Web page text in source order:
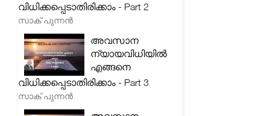
വിധിക്കപ്പെടാതിരിക്കാം - Part 2
സാക് പുന്നൻ
അവസാന
ന്യായവിധിയിൽ
എങ്ങനെ
വിധിക്കപ്പെടാതിരിക്കാം - Part 3
സാക് പുന്നൻ